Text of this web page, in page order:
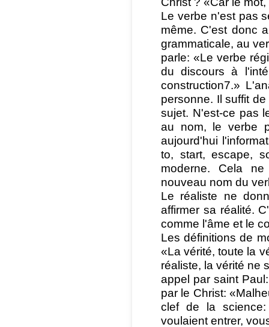
Le verbe n'est pas
même. C'est donc
grammaticale, au
parle: «Le verbe
du discours à
construction7.»
personne. Il suffit
sujet. N'est-ce pas
au nom, le verbe
aujourd'hui
to, start, escape,
moderne. Cela
nouveau nom du
Le réaliste ne
affirmer sa réalité.
comme l'âme et le
Les définitions de
«La vérité, toute la
réaliste, la vérité ne
appel par saint
par le Christ:
clef de la
voulaient entrer,